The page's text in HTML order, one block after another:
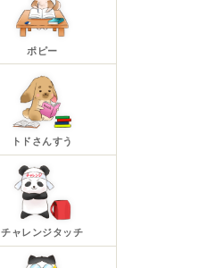
ポピー
トドさんすう
チャレンジタッチ